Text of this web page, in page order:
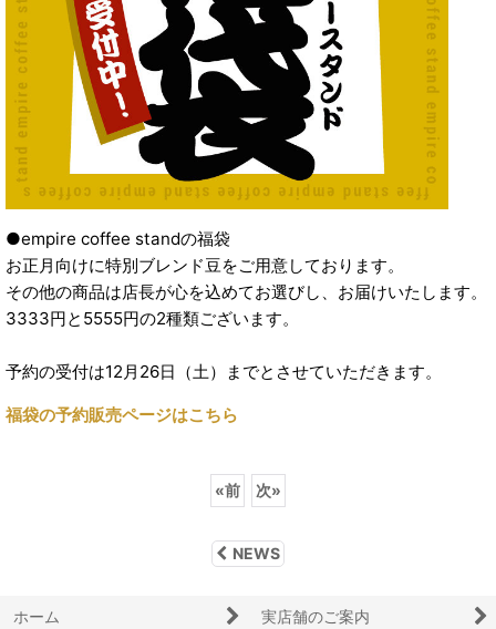
●empire coffee standの福袋
お正月向けに特別ブレンド豆をご用意しております。
その他の商品は店長が心を込めてお選びし、お届けいたします。
3333円と5555円の2種類ございます。
予約の受付は12月26日（土）までとさせていただきます。
福袋の予約販売ページはこちら
«前 次»
NEWS
ホーム 実店舗のご案内